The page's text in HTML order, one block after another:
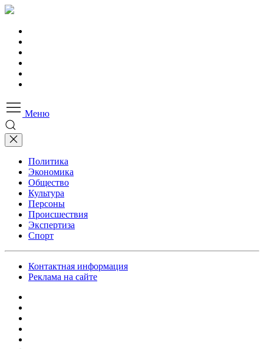
Меню
Политика
Экономика
Общество
Культура
Персоны
Происшествия
Экспертиза
Спорт
Контактная информация
Реклама на сайте